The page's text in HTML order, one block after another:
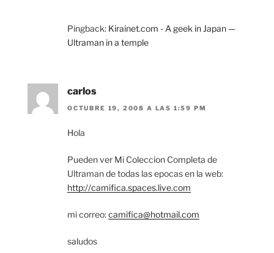
Pingback: Kirainet.com - A geek in Japan —
Ultraman in a temple
carlos
OCTUBRE 19, 2008 A LAS 1:59 PM
Hola
Pueden ver Mi Coleccion Completa de
Ultraman de todas las epocas en la web:
http://camifica.spaces.live.com
mi correo:camifica@hotmail.com
saludos